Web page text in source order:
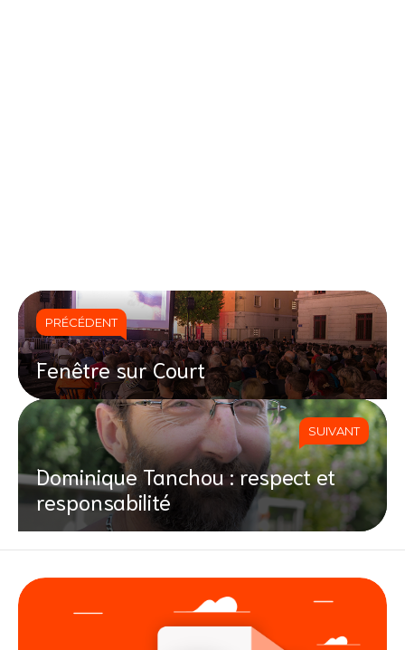
PRÉCÉDENT
Fenêtre sur Court
SUIVANT
Dominique Tanchou : respect et
responsabilité